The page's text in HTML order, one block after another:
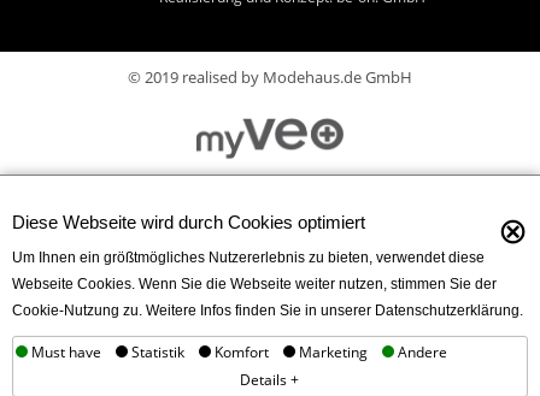
© 2019 realised by Modehaus.de GmbH
Diese Webseite wird durch Cookies optimiert ⊗
Um Ihnen ein größtmögliches Nutzererlebnis zu bieten, verwendet diese
Webseite Cookies. Wenn Sie die Webseite weiter nutzen, stimmen Sie der
Cookie-Nutzung zu. Weitere Infos finden Sie in unserer Datenschutzerklärung.
Must have Statistik Komfort Marketing
Andere
Details +